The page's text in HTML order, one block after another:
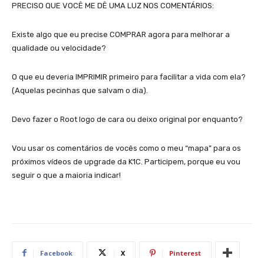
PRECISO QUE VOCÊ ME DÊ UMA LUZ NOS COMENTÁRIOS:
Existe algo que eu precise COMPRAR agora para melhorar a
qualidade ou velocidade?
O que eu deveria IMPRIMIR primeiro para facilitar a vida com ela?
(Aquelas pecinhas que salvam o dia).
Devo fazer o Root logo de cara ou deixo original por enquanto?
Vou usar os comentários de vocês como o meu “mapa” para os
próximos vídeos de upgrade da K1C. Participem, porque eu vou
seguir o que a maioria indicar!
Facebook X Pinterest